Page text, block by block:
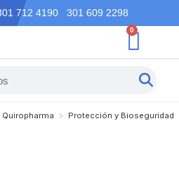
712 4190 301 609 2298
0
Quiropharma > Protección y Bioseguridad